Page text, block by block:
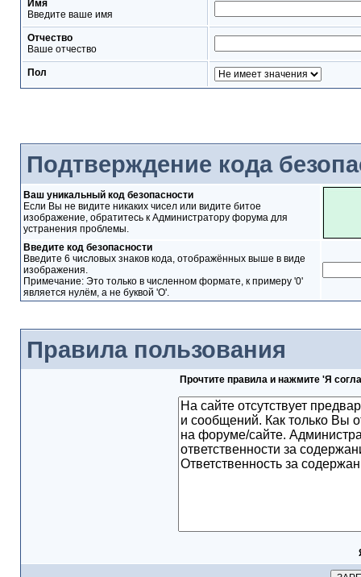
Имя
Введите ваше имя
Отчество
Ваше отчество
Пол
Подтверждение кода
Ваш уникальный код безопасности
Если Вы не видите никаких чисел или видите битое
изображение, обратитесь к Администратору форума для
устранения проблемы.
Введите код безопасности
Введите 6 числовых знаков кода, отображённых выше в виде
изображения.
Примечание: Это только в численном формате, к примеру '0'
является нулём, а не буквой 'O'.
Правила пользования
Прочтите правила и нажмите 'Я